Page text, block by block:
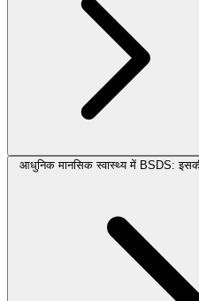
आधुनिक मानसिक स्वास्थ्य में BSDS: